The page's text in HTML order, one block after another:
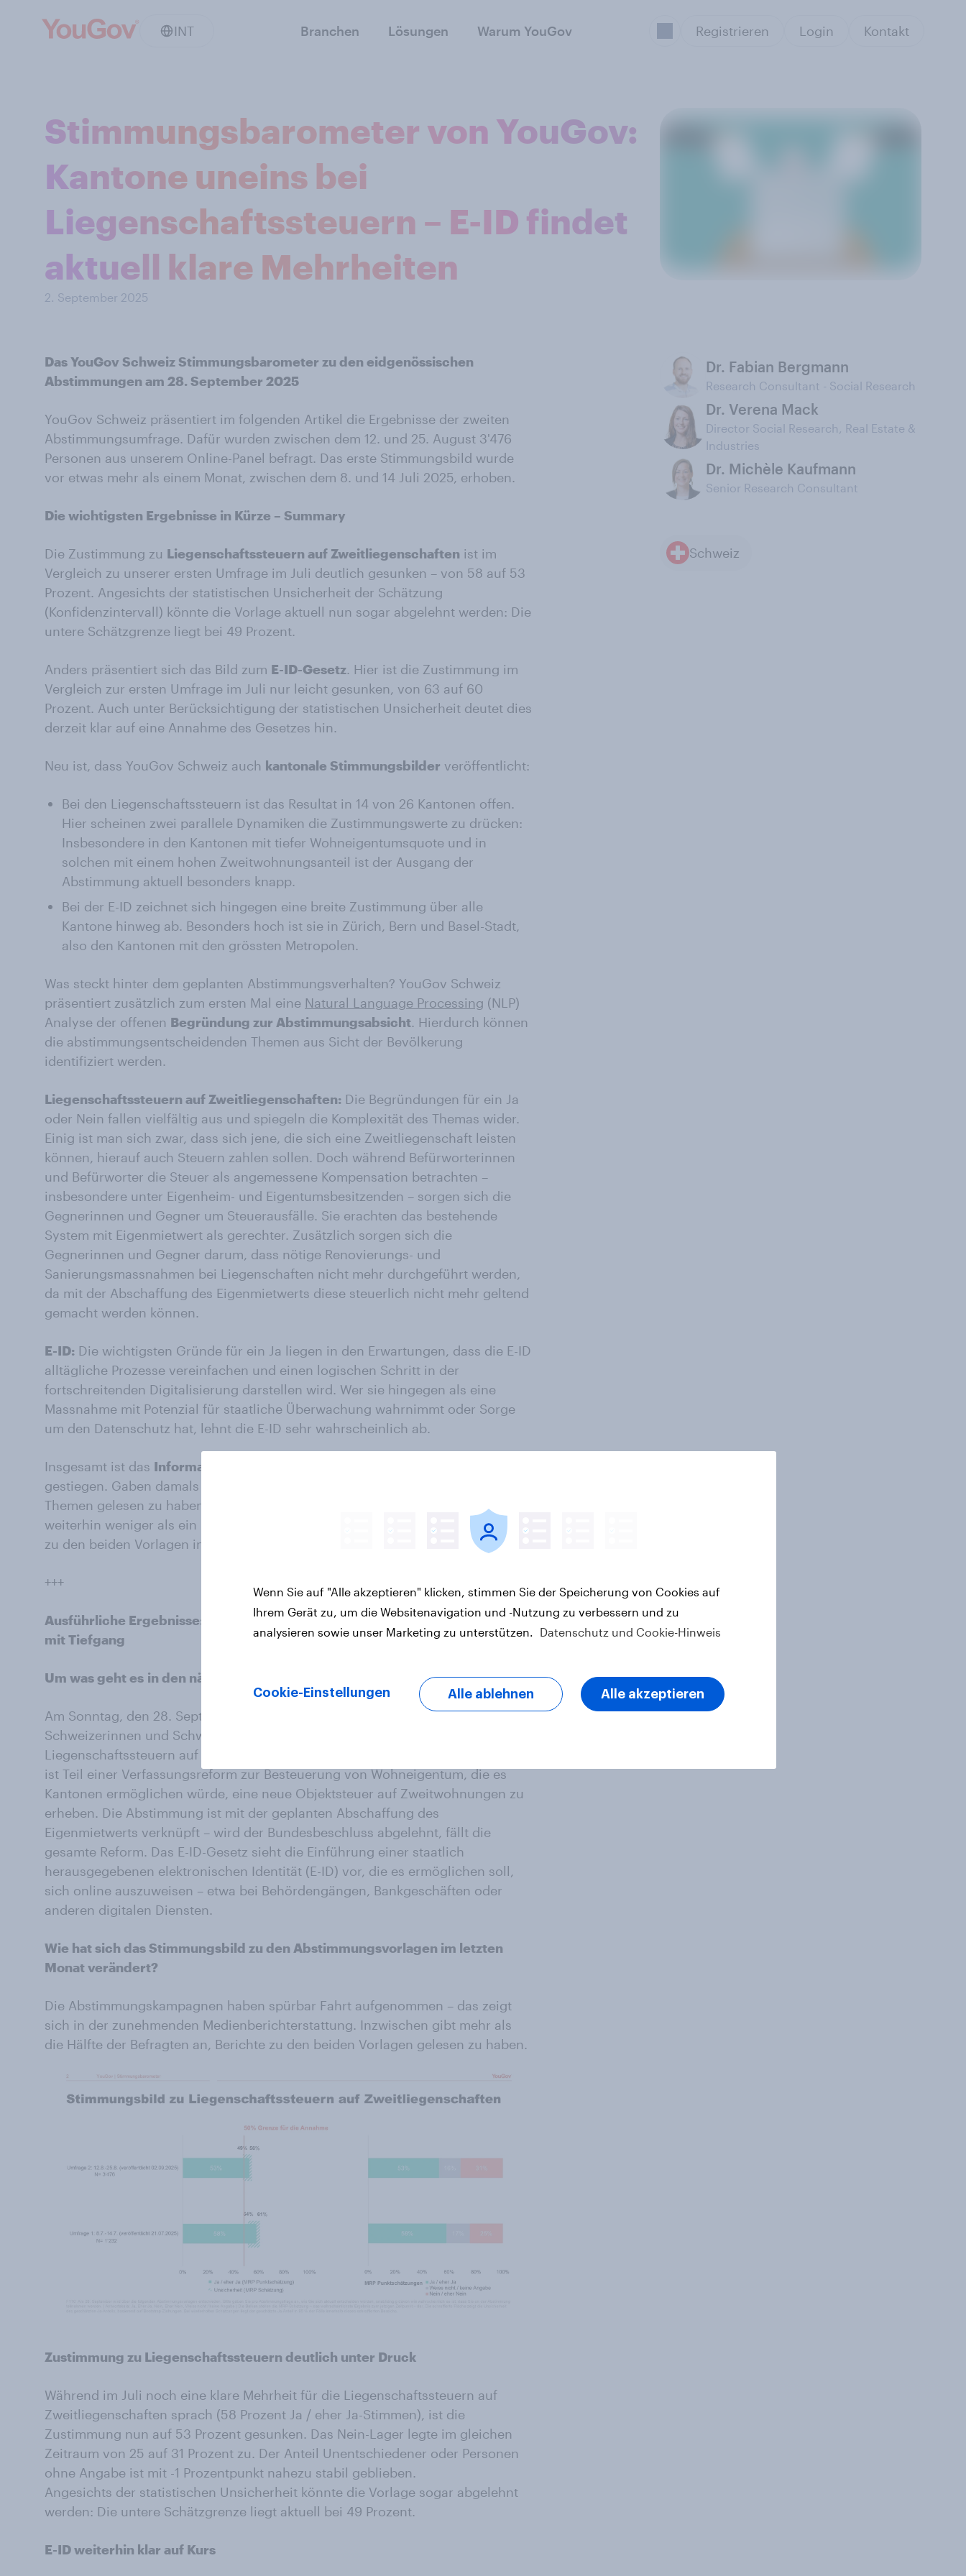
INT Branchen Lösungen Warum YouGov Registrieren Login Kontakt
Stimmungsbarometer von YouGov:
Kantone uneins bei
Liegenschaftssteuern – E-ID findet
aktuell klare Mehrheiten
2. September 2025
Das YouGov Schweiz Stimmungsbarometer zu den eidgenössischen
Abstimmungen am 28. September 2025
YouGov Schweiz präsentiert im folgenden Artikel die Ergebnisse der zweiten
Abstimmungsumfrage. Dafür wurden zwischen dem 12. und 25. August 3'476
Personen aus unserem Online-Panel befragt. Das erste Stimmungsbild wurde
vor etwas mehr als einem Monat, zwischen dem 8. und 14 Juli 2025, erhoben.
Die wichtigsten Ergebnisse in Kürze – Summary
Die Zustimmung zu Liegenschaftssteuern auf Zweitliegenschaften ist im
Vergleich zu unserer ersten Umfrage im Juli deutlich gesunken – von 58 auf 53
Prozent. Angesichts der statistischen Unsicherheit der Schätzung
(Konfidenzintervall) könnte die Vorlage aktuell nun sogar abgelehnt werden: Die
untere Schätzgrenze liegt bei 49 Prozent.
Anders präsentiert sich das Bild zum E-ID-Gesetz. Hier ist die Zustimmung im
Vergleich zur ersten Umfrage im Juli nur leicht gesunken, von 63 auf 60
Prozent. Auch unter Berücksichtigung der statistischen Unsicherheit deutet dies
derzeit klar auf eine Annahme des Gesetzes hin.
Neu ist, dass YouGov Schweiz auch kantonale Stimmungsbilder veröffentlicht:
Bei den Liegenschaftssteuern ist das Resultat in 14 von 26 Kantonen offen.
Hier scheinen zwei parallele Dynamiken die Zustimmungswerte zu drücken:
Insbesondere in den Kantonen mit tiefer Wohneigentumsquote und in
solchen mit einem hohen Zweitwohnungsanteil ist der Ausgang der
Abstimmung aktuell besonders knapp.
Bei der E-ID zeichnet sich hingegen eine breite Zustimmung über alle
Kantone hinweg ab. Besonders hoch ist sie in Zürich, Bern und Basel-Stadt,
also den Kantonen mit den grössten Metropolen.
Was steckt hinter dem geplanten Abstimmungsverhalten? YouGov Schweiz
präsentiert zusätzlich zum ersten Mal eine Natural Language Processing (NLP)
Analyse der offenen Begründung zur Abstimmungsabsicht. Hierdurch können
die abstimmungsentscheidenden Themen aus Sicht der Bevölkerung
identifiziert werden.
Liegenschaftssteuern auf Zweitliegenschaften: Die Begründungen für ein Ja
oder Nein fallen vielfältig aus und spiegeln die Komplexität des Themas wider.
Einig ist man sich zwar, dass sich jene, die sich eine Zweitliegenschaft leisten
können, hierauf auch Steuern zahlen sollen. Doch während Befürworterinnen
und Befürworter die Steuer als angemessene Kompensation betrachten –
insbesondere unter Eigenheim- und Eigentumsbesitzenden – sorgen sich die
Gegnerinnen und Gegner um Steuerausfälle. Sie erachten das bestehende
System mit Eigenmietwert als gerechter. Zusätzlich sorgen sich die
Gegnerinnen und Gegner darum, dass nötige Renovierungs- und
Sanierungsmassnahmen bei Liegenschaften nicht mehr durchgeführt werden,
da mit der Abschaffung des Eigenmietwerts diese steuerlich nicht mehr geltend
gemacht werden können.
E-ID: Die wichtigsten Gründe für ein Ja liegen in den Erwartungen, dass die E-ID
alltägliche Prozesse vereinfachen und einen logischen Schritt in der
fortschreitenden Digitalisierung darstellen wird. Wer sie hingegen als eine
Massnahme mit Potenzial für staatliche Überwachung wahrnimmt oder Sorge
um den Datenschutz hat, lehnt die E-ID sehr wahrscheinlich ab.
Insgesamt ist das Informationsniveau
gestiegen. Gaben damals weniger als 40 Prozent an, Medienberichte zu den
Themen gelesen zu haben, sind es mittlerweile 56 Prozent. Dennoch fühlen sich
weiterhin weniger als ein Drittel der Schweizerinnen und Schweizer (sehr) gut
zu den beiden Vorlagen informiert.
+++
Ausführliche Ergebnisse: für Wissenshungrige, Interessierte und Personen
mit Tiefgang
Um was geht es in den nächsten Abstimmungen?
Am Sonntag, den 28. September 2025, entscheiden die stimmberechtigten
Schweizerinnen und Schweizer über die Einführung der kantonalen
Liegenschaftssteuern auf Zweitliegenschaften und des E-ID-Gesetzes. Ersteres
ist Teil einer Verfassungsreform zur Besteuerung von Wohneigentum, die es
Kantonen ermöglichen würde, eine neue Objektsteuer auf Zweitwohnungen zu
erheben. Die Abstimmung ist mit der geplanten Abschaffung des
Eigenmietwerts verknüpft – wird der Bundesbeschluss abgelehnt, fällt die
gesamte Reform. Das E-ID-Gesetz sieht die Einführung einer staatlich
herausgegebenen elektronischen Identität (E-ID) vor, die es ermöglichen soll,
sich online auszuweisen – etwa bei Behördengängen, Bankgeschäften oder
anderen digitalen Diensten.
Wie hat sich das Stimmungsbild zu den Abstimmungsvorlagen im letzten
Monat verändert?
Die Abstimmungskampagnen haben spürbar Fahrt aufgenommen – das zeigt
sich in der zunehmenden Medienberichterstattung. Inzwischen gibt mehr als
die Hälfte der Befragten an, Berichte zu den beiden Vorlagen gelesen zu haben.
Zustimmung zu Liegenschaftssteuern deutlich unter Druck
Während im Juli noch eine klare Mehrheit für die Liegenschaftssteuern auf
Zweitliegenschaften sprach (58 Prozent Ja / eher Ja-Stimmen), ist die
Zustimmung nun auf 53 Prozent gesunken. Das Nein-Lager legte im gleichen
Zeitraum von 25 auf 31 Prozent zu. Der Anteil Unentschiedener oder Personen
ohne Angabe ist mit -1 Prozentpunkt nahezu stabil geblieben.
Angesichts der statistischen Unsicherheit könnte die Vorlage sogar abgelehnt
werden: Die untere Schätzgrenze liegt aktuell bei 49 Prozent.
E-ID weiterhin klar auf Kurs
Dr. Fabian Bergmann
Research Consultant - Social Research
Dr. Verena Mack
Director Social Research, Real Estate &
Industries
Dr. Michèle Kaufmann
Senior Research Consultant
Schweiz
Wenn Sie auf "Alle akzeptieren" klicken, stimmen Sie der Speicherung von Cookies auf
Ihrem Gerät zu, um die Websitenavigation und -Nutzung zu verbessern und zu
analysieren sowie unser Marketing zu unterstützen. Datenschutz und Cookie-Hinweis
Cookie-Einstellungen Alle ablehnen Alle akzeptieren